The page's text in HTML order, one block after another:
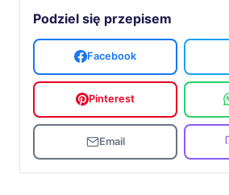
Podziel się przepisem
Facebook
Pinterest
Email